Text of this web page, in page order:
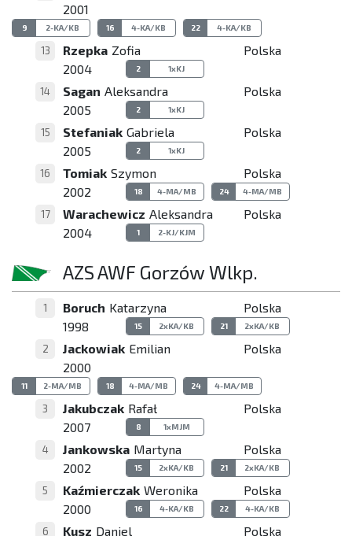
2001
9 2-KA/KB 16 4-KA/KB 22 4-KA/KB
13 Rzepka Zofia
Polska
2004
2 1xKJ
14 Sagan Aleksandra
Polska
2005
2 1xKJ
15 Stefaniak Gabriela
Polska
2005
2 1xKJ
16 Tomiak Szymon
Polska
2002
18 4-MA/MB 24 4-MA/MB
17 Warachewicz Aleksandra
Polska
2004
1 2-KJ/KJM
AZS AWF Gorzów Wlkp.
1 Boruch Katarzyna
Polska
1998
15 2xKA/KB 21 2xKA/KB
2 Jackowiak Emilian
Polska
2000
11 2-MA/MB 18 4-MA/MB 24 4-MA/MB
3 Jakubczak Rafał
Polska
2007
8 1xMJM
4 Jankowska Martyna
Polska
2002
15 2xKA/KB 21 2xKA/KB
5 Kaźmierczak Weronika
Polska
2000
16 4-KA/KB 22 4-KA/KB
6 Kusz Daniel Polska